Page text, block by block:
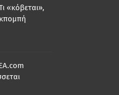
«κόβεται»,